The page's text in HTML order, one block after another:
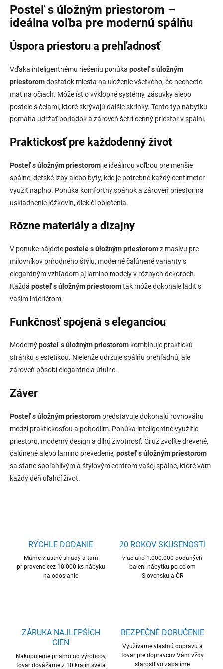
l
á
d
c
p
r
v
k
y
v
p
i
u
Posteľ s úložným priestorom –
ideálna voľba pre modernú spálňu
Úspora priestoru a prehľadnosť
Vďaka inteligentnému riešeniu ponúka posteľ s úložným
priestoromdostatok miesta na uloženie všetkého, čo nechcete
mať na očiach. Môže ísť o výklopné systémy, zásuvky alebo
postele s čelami, ktoré skrývajú ďalšie skrinky. Tento typ nábytku
pomáha udržať poriadok a zároveň šetrí cenný priestor v spálni.
Praktickosť pre každodenný život
Posteľ s úložným priestorom je ideálnou voľbou pre menšie
spálne, detské izby alebo byty, kde je potrebné každý centimeter
využiť naplno. Ponúka komfortný spánok a zároveň priestor na
uskladnenie lôžkovín, diek či oblečenia.
Rôzne materiály a dizajny
V ponuke nájdetepostele s úložným priestoromz masívu pre
milovníkov prírodného štýlu, moderné čalúnené varianty s
elegantným vzhľadom aj lamino modely v rôznych dekoroch.
Každá posteľ s úložným priestoromtak môže dokonale ladiť s
vašim interiérom.
Funkčnosť spojená s eleganciou
Modernýposteľ s úložným priestorom kombinuje praktickú
stránku s estetikou. Nielenže udržuje spálňu prehľadnú, ale
zároveň pôsobí elegantne a útulne.
Záver
Posteľ s úložným priestorom predstavuje dokonalú rovnováhu
medzi praktickosťou a pohodlím. Ponúka inteligentné využitie
priestoru, moderný design a dlhú životnosť. Či už zvolíte drevené,
čalúnené alebo lamino prevedenie, posteľ s úložným priestorom
sa stane spoľahlivým a štýlovým centrom vašej spálne, ktoré vám
každý deň uľahčí život.
RÝCHLE DODANIE
Máme vlastné sklady a tam
pripravené cez 10.000 ks nábyku
na odoslanie
20 ROKOV SKÚSENOSTÍ
viac ako 1.000.000 dodaných
balení nábytku po celom
Slovensku a ČR
ZÁRUKA NAJLEPŠÍCH
CIEN
Nakupujeme priamo od výrobcov,
tovar dovážame z 10 krajín sveta
BEZPEČNÉ DORUČENIE
Využívame vlastnú dopravu a
tovar pre dopravcov Vám vždy
starostlivo zabalíme